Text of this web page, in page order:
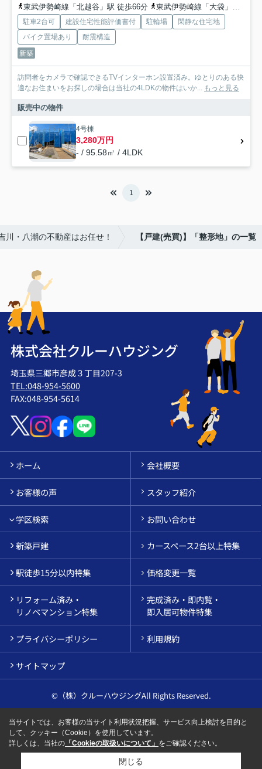
東武伊勢崎線「北越谷」駅 徒歩66分
東武伊勢崎線「大袋」駅 徒歩57分
駐車2台可 建設住宅性能評価書付 駐輪場
閑静な住宅地
バイク置場あり
耐震構造
新築
訪問者をカメラで確認できるTVインターホン設置済み。ゆとりのある快
適なお住まいをお探しの場合は当社の4LDKの物件はいか... もっと見る
販売中の物件
4号棟
3,280万円
- / 95.58㎡ / 4LDK
1
川・八潮の不動産はお任せ！ 【戸建(売買)】「整形地」の一覧
株式会社クルーハウジング
埼玉県三郷市彦成３丁目207-3
TEL:048-954-5600
FAX:048-954-5614
ホーム 会社概要
お客様の声 スタッフ紹介
学区検索 お問い合わせ
新築戸建 カースペース2台以上特集
駅徒歩15分以内特集 価格変更一覧
リフォーム済み・
リノベマンション特集
完成済み・即内覧・
即入居可物件特集
プライバシーポリシー 利用規約
サイトマップ
©（株）クルーハウジングAll Rights Reserved.
当サイトでは、お客様の当サイト利用状況把握、サービス向上検討を目的と
して、クッキー（Cookie）を使用しています。
詳しくは、当社の 「Cookieの取扱いについて」 をご確認ください。
閉じる